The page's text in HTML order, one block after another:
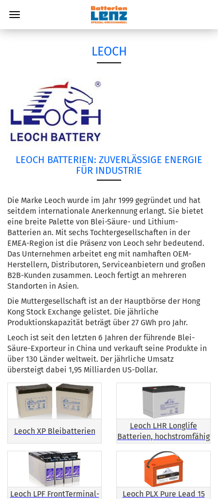
LEOCH
LEOCH BATTERIEN: ZUVERLÄSSIGE ENERGIE
FÜR INDUSTRIE
Die Marke Leoch wurde im Jahr 1999 gegründet und hat
seitdem internationale Anerkennung erlangt. Sie bietet
eine breite Palette von Blei-Säure- und Lithium-
Batterien an. Mit sechs Tochtergesellschaften in der
EMEA-Region ist die Präsenz von Leoch sehr bedeutend.
Das Unternehmen arbeitet eng mit namhaften OEM-
Herstellern, Distributoren, Serviceanbietern und großen
B2B-Kunden zusammen. Leoch fertigt an mehreren
Standorten in Asien.
Die Muttergesellschaft ist an der Hauptbörse der Hong
Kong Stock Exchange gelistet. Die jährliche
Produktionskapazität beträgt über 27 GWh pro Jahr.
Leoch ist seit den letzten 6 Jahren der führende Blei-
Säure-Exporteur in China und verkauft seine Produkte in
über 130 Länder weltweit. Der jährliche Umsatz
übersteigt dabei 1,95 Milliarden US-Dollar.
Leoch XP Bleibatterien
Leoch LHR Longlife
Batterien, hochstromfähig
Leoch LPF FrontTerminal-
Leoch PLX Pure Lead 15